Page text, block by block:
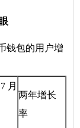
钱包的用户增
月
两年增长
率